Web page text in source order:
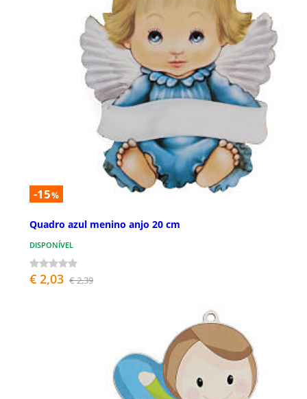
-15%
Quadro azul menino anjo 20 cm
DISPONÍVEL
€ 2,03 € 2,39